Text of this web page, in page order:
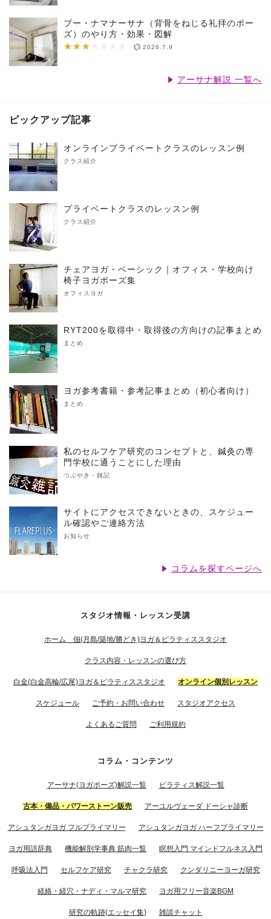
ブー・ナマナーサナ（背骨をねじる礼拝のポー
ズ）のやり方・効果・図解
★★★
★★★★★★★ 2026.7.9
アーサナ解説 一覧へ
ピックアップ記事
オンラインプライベートクラスのレッスン例
クラス紹介
プライベートクラスのレッスン例
クラス紹介
チェアヨガ・ベーシック｜オフィス・学校向け
椅子ヨガポーズ集
オフィスヨガ
RYT200を取得中・取得後の方向けの記事まとめ
まとめ
ヨガ参考書籍・参考記事まとめ（初心者向け）
まとめ
私のセルフケア研究のコンセプトと、鍼灸の専
門学校に通うことにした理由
つぶやき・雑記
サイトにアクセスできないときの、スケジュー
ル確認やご連絡方法
お知らせ
コラムを探すページへ
スタジオ情報・レッスン受講
ホーム 佃(月島/築地/勝どき)ヨガ＆ピラティススタジオ
クラス内容・レッスンの選び方
白金(白金高輪/広尾)ヨガ＆ピラティススタジオ オンライン個別レッスン
スケジュール ご予約・お問い合わせ スタジオアクセス
よくあるご質問 ご利用規約
コラム・コンテンツ
アーサナ(ヨガポーズ)解説一覧 ピラティス解説一覧
古本・備品・パワーストーン販売 アーユルヴェーダ ドーシャ診断
アシュタンガヨガ フルプライマリー アシュタンガヨガ ハーフプライマリー
ヨガ用語辞典 機能解剖学事典 筋肉一覧 瞑想入門 マインドフルネス入門
呼吸法入門 セルフケア研究 チャクラ研究 クンダリニーヨーガ研究
経絡・経穴・ナディ・マルマ研究 ヨガ用フリー音楽BGM
研究の軌跡(エッセイ集) 雑談チャット